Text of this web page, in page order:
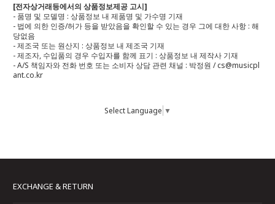
[전자상거래등에서의 상품정보제공 고시]
- 품명 및 모델명 : 상품정보 내 제품명 및 가수명 기재
- 법에 의한 인증/허가 등을 받았음을 확인할 수 있는 경우 그에 대한 사항 : 해
당없음
- 제조국 또는 원산지 : 상품정보 내 제조국 기재
- 제조자, 수입품의 경우 수입자를 함께 표기 : 상품정보 내 제작사 기재
- A/S 책임자와 전화 번호 또는 소비자 상담 관련 채널 : 박정원 / cs@musicpl
ant.co.kr
Select Language ▼
EXCHANGE & RETURN